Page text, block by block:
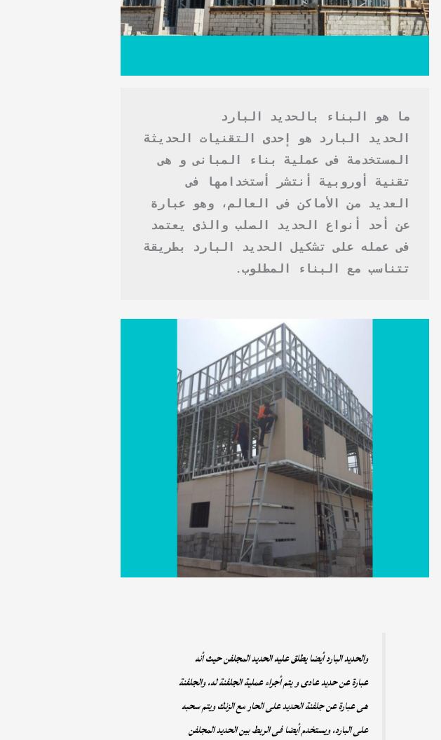
ما هو البناء بالحديد البارد
المستخدمة فى عملية بناء المبانى و هى
تقنية أوروبية أنتشر أستخدامها فى
تتناسب مع البناء المطلوب.
والحديد البارد أيضا يطلق عليه الحديد المجلفن حيث أنه
عبارة عن حديد عادى و يتم أجراء عملية الجلفنة له، والجلفنة
هى عبارة عن جلفنة الحديد على الحار مع الزنك ويتم سحبه
على البارد، ويستخدم أيضا فى الربط بين الحديد المجلفن